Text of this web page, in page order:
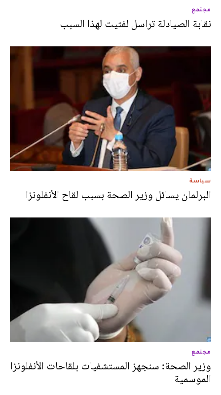
مجتمع
نقابة الصيادلة تراسل لفتيت لهذا السبب
سياسة
البرلمان يسائل وزير الصحة بسبب لقاح الأنفلونزا
مجتمع
وزير الصحة: سنجهز المستشفيات بلقاحات الأنفلونزا
الموسمية